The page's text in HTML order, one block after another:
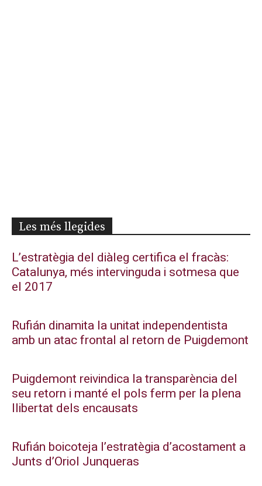
Les més llegides
L’estratègia del diàleg certifica el fracàs:
Catalunya, més intervinguda i sotmesa que
el 2017
Rufián dinamita la unitat independentista
amb un atac frontal al retorn de Puigdemont
Puigdemont reivindica la transparència del
seu retorn i manté el pols ferm per la plena
llibertat dels encausats
Rufián boicoteja l’estratègia d’acostament a
Junts d’Oriol Junqueras